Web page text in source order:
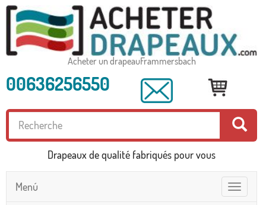
Acheter un drapeauFrammersbach
00636256550
Drapeaux de qualité fabriqués pour vous
Toggle
navigation
Menú